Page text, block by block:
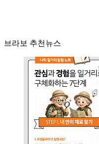
브라보 추천뉴스